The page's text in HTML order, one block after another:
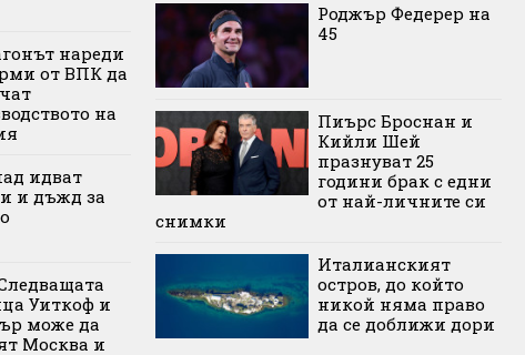
нареди
от ВПК да
на
идват
и дъжд за
Уиткоф и
може да
Москва и
Роджър Федерер на
45
Пиърс Броснан и
Кийли Шей
празнуват 25
години брак с едни
от най-личните си
снимки
Италианският
остров, до който
никой няма право
да се доближи дори